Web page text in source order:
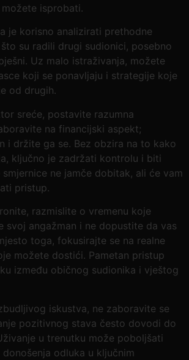
isprobati.
je korisno analizirati prethodne
su radili drugi sudionici, posebno
Uz malo istraživanja, možete
koji se ponavljaju i strategije koje
od drugih.
sreće, postavite razumna
na financijski aspekt;
i držite ga se. Bez obzira na to kako
ključno je zadržati kontrolu i biti
ne jamče dobitak, ali će vam
pristup.
razmislite o vremenu koje
svoj angažman i ne dopustite da vas
toga, fokusirajte se na realne
možete dostići. Pametan pristup
između običnog sudionika i vještog
iskustva, ne zaboravite se
pozitivnog stava često dovodi do
u trenutku može poboljšati
odluka u ključnim